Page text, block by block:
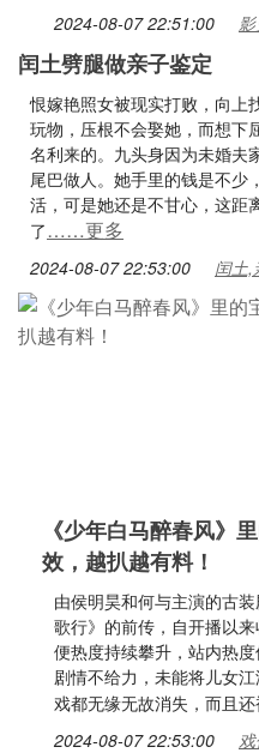
2024-08-07 22:51:00
闰土劈腿做亲子鉴定
恨嫁艳照女被现实打败，向上
玩物，压根不会娶她，而想下
名利来的。九头身因为未婚夫
尾巴做人。她手里的钱是不少
活，可是她还是不甘心，这距
了……更多
2024-08-07 22:53:00 闰土,
《少年白马醉春风》
效，越扒越有料！
由侯明昊和何与主演的古
歌行》的前传，自开播以
便热度持续攀升，站内热
剧情不给力，未能将儿女
戏都无缘无故消失，而且
2024-08-07 22:53:00